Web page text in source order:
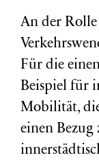
An der Rolle
Für die
Beispiel für
Mobilität,
einen